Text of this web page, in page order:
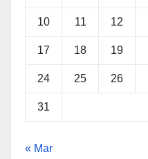
10 11 12
17 18 19
24 25 26
31
« Mar